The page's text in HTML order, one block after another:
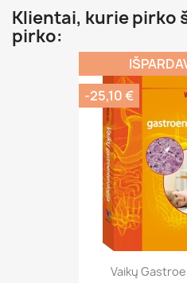
Klientai, kurie pirko
pirko:
Vaikų
-25,10 €